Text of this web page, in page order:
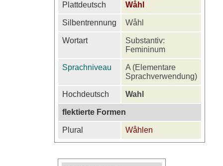
Plattdeutsch Wåhl
Silbentrennung Wåhl
Wortart
Substantiv:
Femininum
Sprachniveau
A (Elementare
Sprachverwendung)
Hochdeutsch Wahl
flektierte Formen
Plural Wåhlen